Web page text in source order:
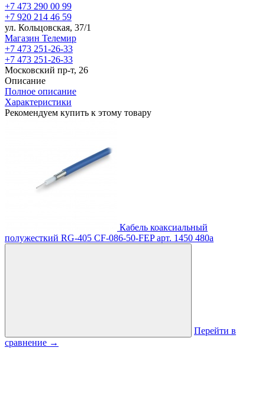
+7 473 290 00 99
+7 920 214 46 59
ул. Кольцовская, 37/1
Магазин Телемир
+7 473 251-26-33
+7 473 251-26-33
Московский пр-т, 26
Описание
Полное описание
Характеристики
Рекомендуем купить к этому товару
Кабель коаксиальный
полужесткий RG-405 CF-086-50-FEP арт. 1450 480a
Перейти в
сравнение →